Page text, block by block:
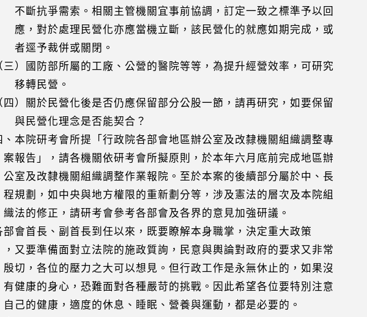
爭需索。相關主管機關宜事前協調，訂定一致之標準予以回
於處理民營化亦應當機立斷，該民營化的就應如期完成，或
予裁併或關閉。
國防部所屬的工廠、公營的醫院等等，為提升經營效率，可研究
民營。
關於民營化後是否仍應保留部分公股一節，請再研究，如要保留
營化理念是否能契合？
院研考會所提「行政院各部會地區辦公室及改隸機關組織調整專
」，請各機關依研考會所擬原則，於本年六月底前完成地區辦
改隸機關組織調整作業報院。至於本案的後續部分屬於中、長
，如中央與地方權限的重新劃分等，涉及憲法的層次及本院組
修正，請研考會參考各部會及各界的意見加強研議。
部會首長、副首長到任以來，既要瞭解本身職掌，決定重大政策
準備面對立法院的施政質詢，民意與輿論對政府的要求又非常
各位的壓力之大可以想見。但行政工作是永無休止的，如果沒
的身心，恐難面對各種嚴苛的挑戰。因此希望各位要特別注意
健康，適度的休息、睡眠、營養與運動，都是必要的。